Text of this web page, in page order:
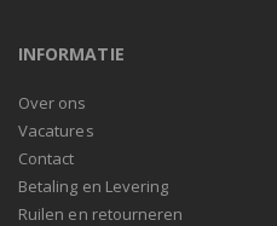
INFORMATIE
Over ons
Vacatures
Contact
Betaling en Levering
Ruilen en retourneren